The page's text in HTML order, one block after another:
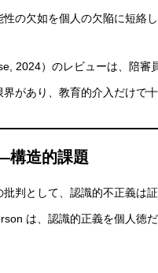
の欠如を個人の欠陥に短絡
2024）のレビューは、陪
があり、教育的介入だけで
構造的課題
判として、認識的不正義は
は、認識的正義を個人徳